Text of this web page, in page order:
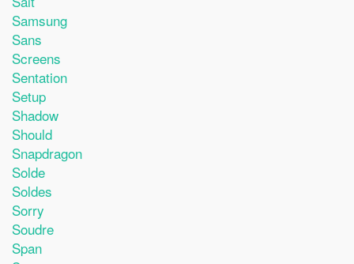
Samsung
Sans
Screens
Sentation
Setup
Shadow
Should
Snapdragon
Solde
Soldes
Sorry
Soudre
Span